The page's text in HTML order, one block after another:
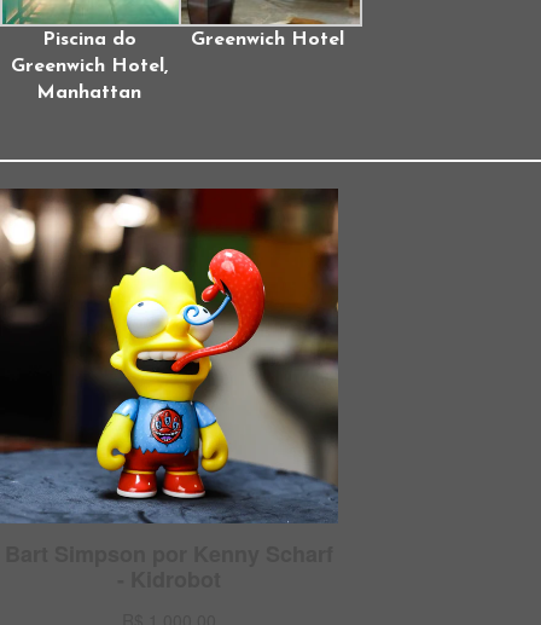
Piscina do
Greenwich Hotel,
Manhattan
Greenwich Hotel